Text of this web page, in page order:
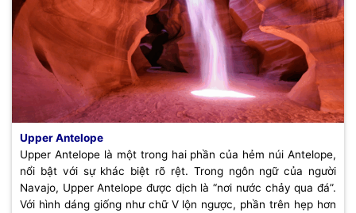
Upper Antelope
Upper Antelope là một trong hai phần của hẻm núi Antelope,
nổi bật với sự khác biệt rõ rệt. Trong ngôn ngữ của người
Navajo, Upper Antelope được dịch là “nơi nước chảy qua đá”.
Với hình dáng giống như chữ V lộn ngược, phần trên hẹp hơn